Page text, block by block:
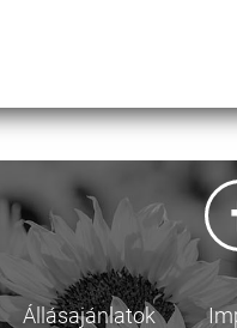
Állásajánlatok